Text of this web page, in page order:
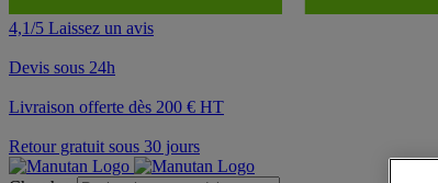
4,1/5 Laissez un avis
Devis sous 24h
Livraison offerte dès 200 € HT
Retour gratuit sous 30 jours